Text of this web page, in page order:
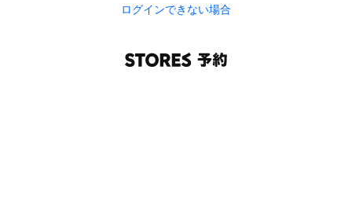
ログインできない場合